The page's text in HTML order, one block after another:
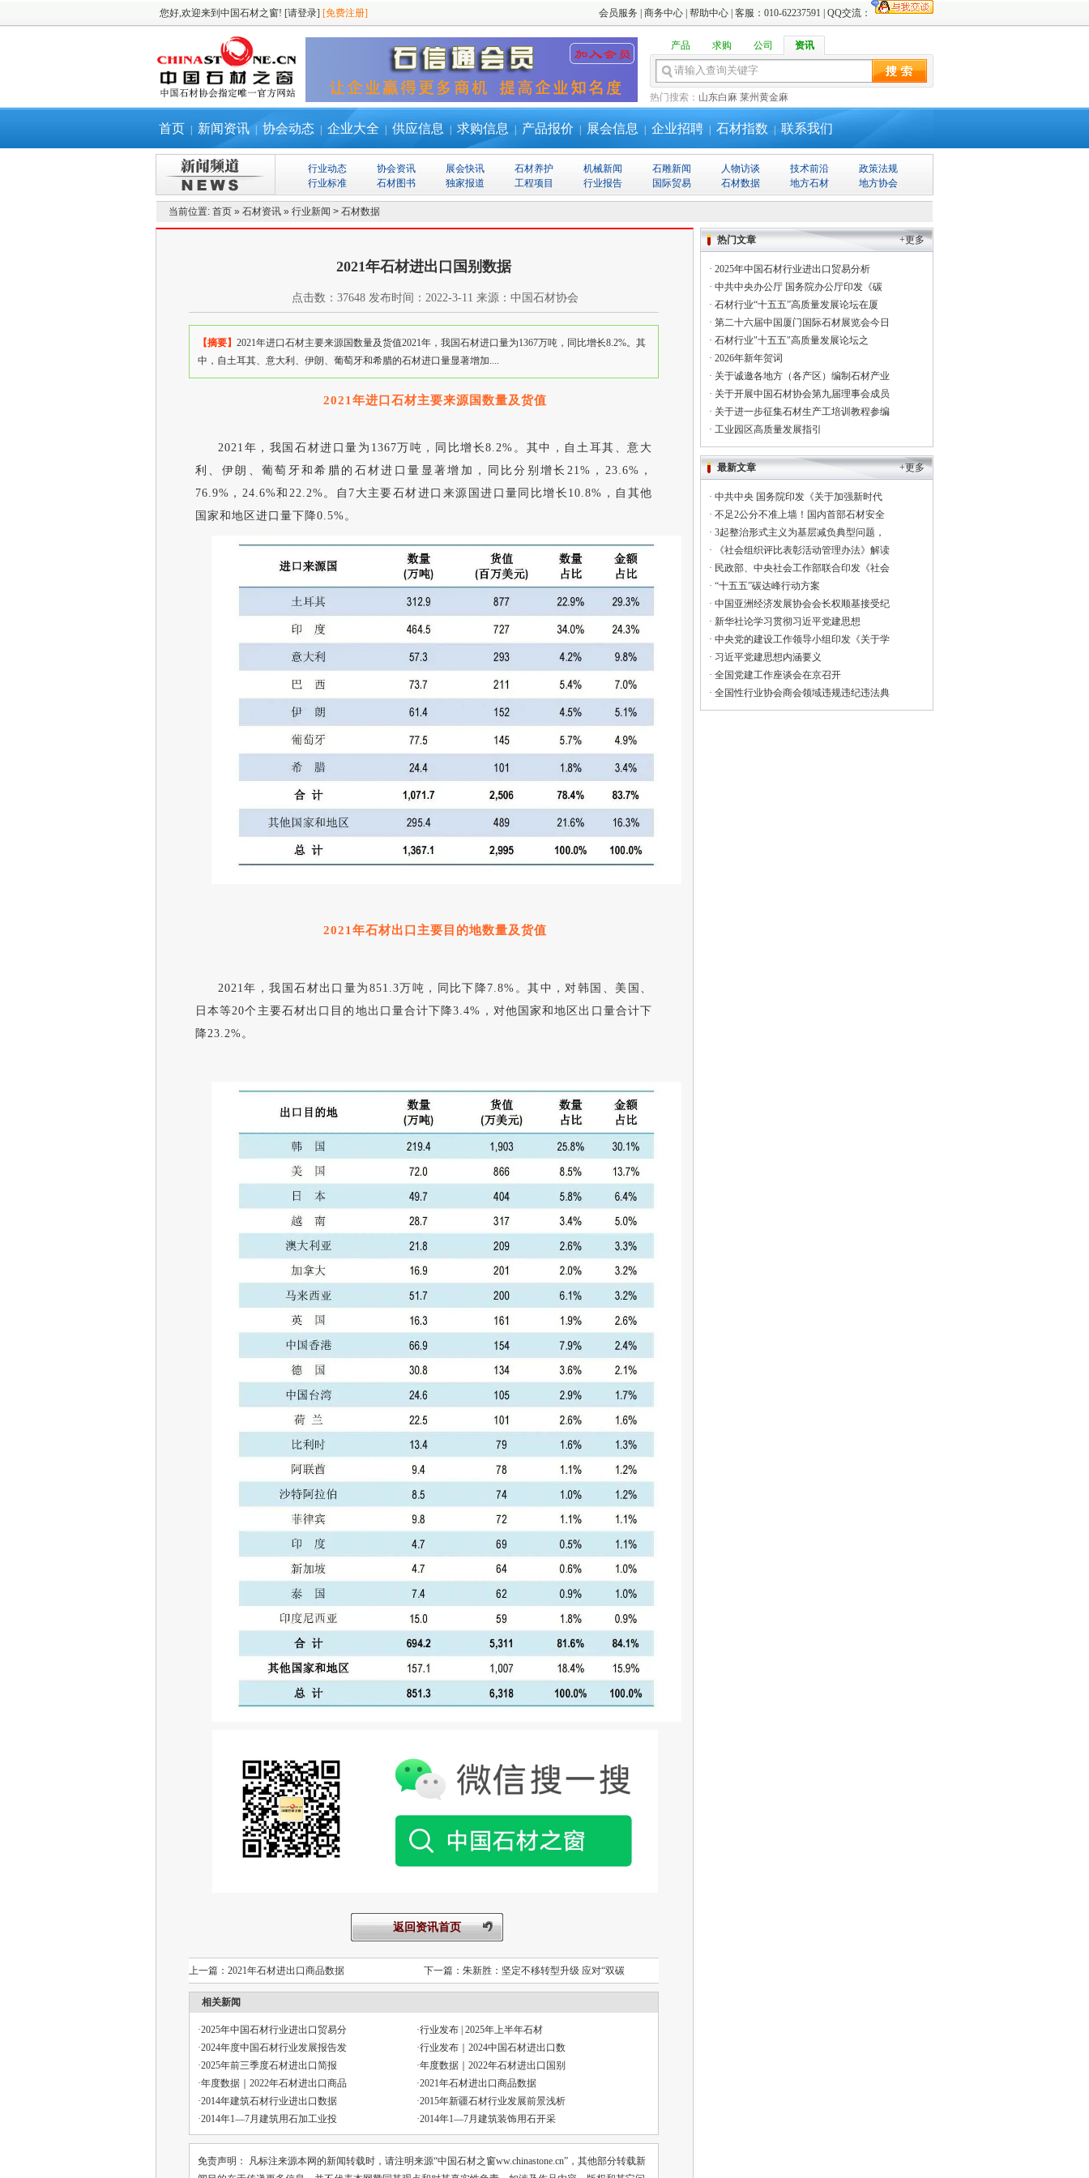
您好,欢迎来到中国石材之窗! [请登录] [免费注册] 会员服务 商务中心 帮助中心 | 客服：010-62237591 | QQ交流：
产品 求购 公司 资讯
热门搜索： 山东白麻 莱州黄金麻
首页 新闻资讯 协会动态 企业大全 供应信息 求购信息 产品报价 展会信息 企业招聘 石材指数 联系我们
行业动态 协会资讯 展会快讯 石材养护 机械新闻 石雕新闻 人物访谈 技术前沿
政策法规
行业标准
石材图书 独家报道 工程项目 行业报告 国际贸易 石材数据 地方石材 地方协会
当前位置: 首页 » 石材资讯 » 行业新闻 > 石材数据
2021年石材进出口国别数据
点击数： 37648 发布时间： 2022-3-11 来源： 中国石材协会
【摘要】 2021年进口石材主要来源国数量及货值2021年，我国石材进口量为1367万吨，同比增长8.2%。其
中，自土耳其、意大利、伊朗、葡萄牙和希腊的石材进口量显著增加....
2021年进口石材主要来源国数量及货值
2021年，我国石材进口量为1367万吨，同比增长8.2%。其中，自土耳其、意大
利、伊朗、葡萄牙和希腊的石材进口量显著增加，同比分别增长21%，23.6%，
76.9%，24.6%和22.2%。自7大主要石材进口来源国进口量同比增长10.8%，自其他
国家和地区进口量下降0.5%。
2021年石材出口主要目的地数量及货值
2021年，我国石材出口量为851.3万吨，同比下降7.8%。其中，对韩国、美国、
日本等20个主要石材出口目的地出口量合计下降3.4%，对他国家和地区出口量合计下
降23.2%。
返回资讯首页
上一篇： 2021年石材进出口商品数据 下一篇： 朱新胜：坚定不移转型升级 应对“双碳
相关新闻
·2025年中国石材行业进出口贸易分 ·行业发布 | 2025年上半年石材
·2024年度中国石材行业发展报告发 ·行业发布｜2024中国石材进出口数
·2025年前三季度石材进出口简报 ·年度数据｜2022年石材进出口国别
·年度数据｜2022年石材进出口商品 ·2021年石材进出口商品数据
·2014年建筑石材行业进出口数据 ·2015年新疆石材行业发展前景浅析
·2014年1—7月建筑用石加工业投 ·2014年1—7月建筑装饰用石开采
免责声明： 凡标注来源本网的新闻转载时，请注明来源“中国石材之窗ww.chinastone.cn”，其他部分转载新
+更多
热门文章
· 2025年中国石材行业进出口贸易分析
· 中共中央办公厅 国务院办公厅印发《碳
· 石材行业“十五五”高质量发展论坛在厦
· 第二十六届中国厦门国际石材展览会今日
· 石材行业"十五五"高质量发展论坛之
· 2026年新年贺词
· 关于诚邀各地方（各产区）编制石材产业
· 关于开展中国石材协会第九届理事会成员
· 关于进一步征集石材生产工培训教程参编
· 工业园区高质量发展指引
+更多
最新文章
· 中共中央 国务院印发《关于加强新时代
· 不足2公分不准上墙！国内首部石材安全
· 3起整治形式主义为基层减负典型问题，
·
《社会组织评比表彰活动管理办法》解读
· 民政部、中央社会工作部联合印发《社会
· “十五五”碳达峰行动方案
· 中国亚洲经济发展协会会长权顺基接受纪
· 新华社论学习贯彻习近平党建思想
· 中央党的建设工作领导小组印发《关于学
· 习近平党建思想内涵要义
· 全国党建工作座谈会在京召开
· 全国性行业协会商会领域违规违纪违法典